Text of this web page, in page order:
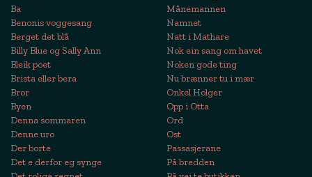
Ba
Benonis voggesang
Berget det blå
Billy Blue og Sally Ann
Bleik poet
Brista eller bera
Bror
Byen
Denna sommaren
Denne uro
Der borte
Det e derfor eg synge
Månemannen
Namnet
Natt i Mathare
Nok ein sang om havet
Noken gode ting
Nu brænner tu i mær
Onkel Holger
Opp i Otta
Ord
Ost
Passasjerane
På bredden